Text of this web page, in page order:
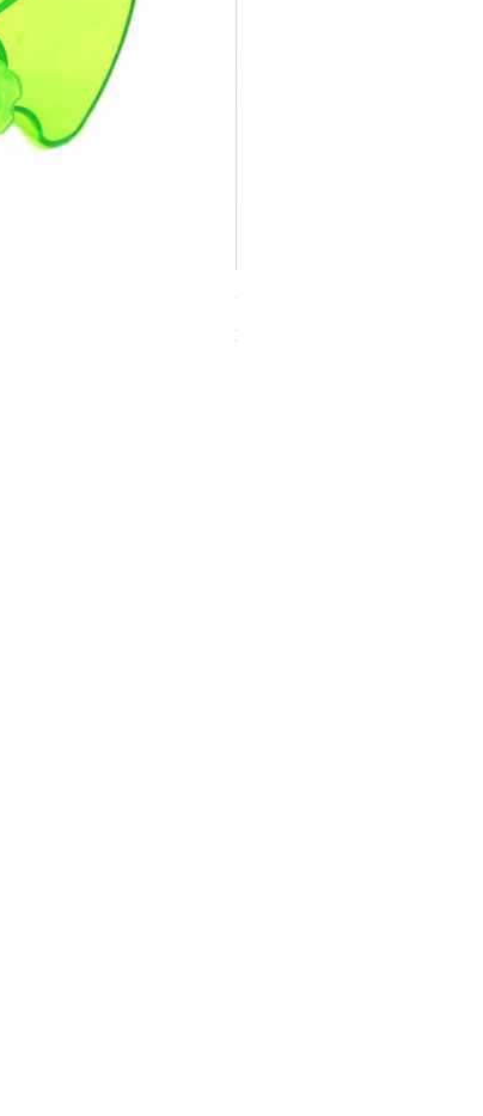
10Pcs Orthodontic Dental
Preis
21,86 $